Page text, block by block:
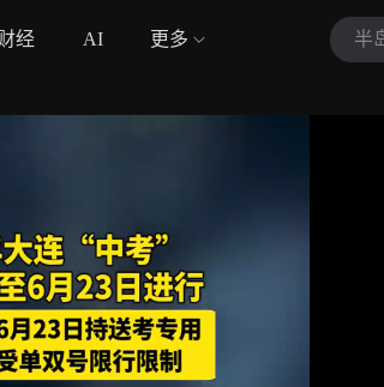
经 AI 更多